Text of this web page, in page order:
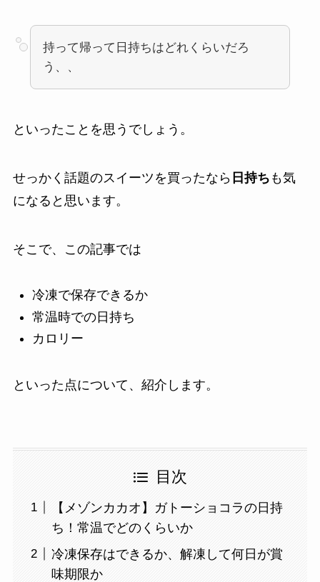
持って帰って日持ちはどれくらいだろ
う、、
といったことを思うでしょう。
せっかく話題のスイーツを買ったなら 日持ち も気
になると思います。
そこで、この記事では
冷凍で保存できるか
常温時での日持ち
カロリー
といった点について、紹介します。
目次
【メゾンカカオ】ガトーショコラの日持
ち！常温でどのくらいか
冷凍保存はできるか、解凍して何日が賞
味期限か